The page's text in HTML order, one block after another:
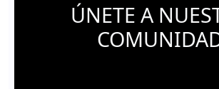
ÚNETE A